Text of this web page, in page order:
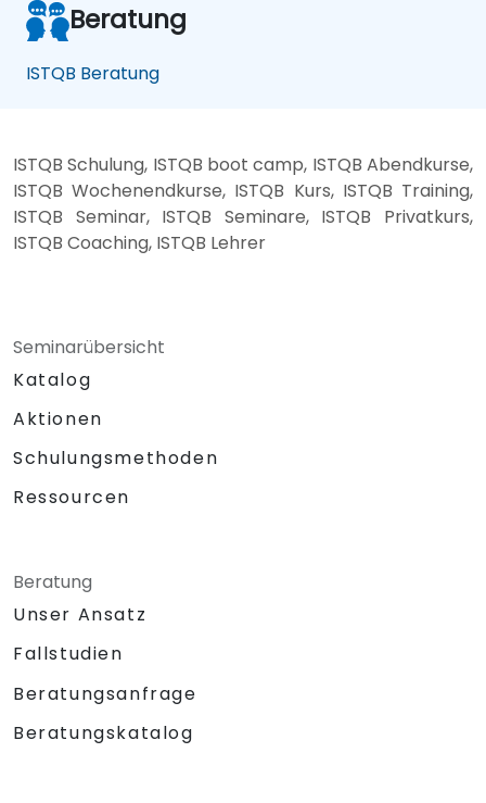
Beratung
ISTQB Beratung
ISTQB Schulung, ISTQB boot camp, ISTQB Abendkurse,
ISTQB Wochenendkurse, ISTQB Kurs, ISTQB Training,
ISTQB Seminar, ISTQB Seminare, ISTQB Privatkurs,
ISTQB Coaching, ISTQB Lehrer
Seminarübersicht
Katalog
Aktionen
Schulungsmethoden
Ressourcen
Beratung
Unser Ansatz
Fallstudien
Beratungsanfrage
Beratungskatalog